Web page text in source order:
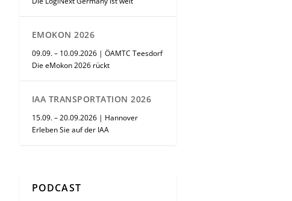
EMOKON 2026
09.09. – 10.09.2026 | ÖAMTC Teesdorf
Die eMokon 2026 rückt
IAA TRANSPORTATION 2026
15.09. – 20.09.2026 | Hannover
Erleben Sie auf der IAA
PODCAST